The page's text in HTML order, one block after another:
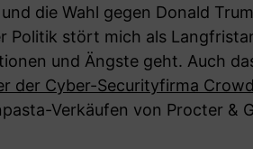
die Wahl gegen Donald
Politik stört mich als
und Ängste geht. Auch
der Cyber-Securityfirma
Verkäufen von Procter &